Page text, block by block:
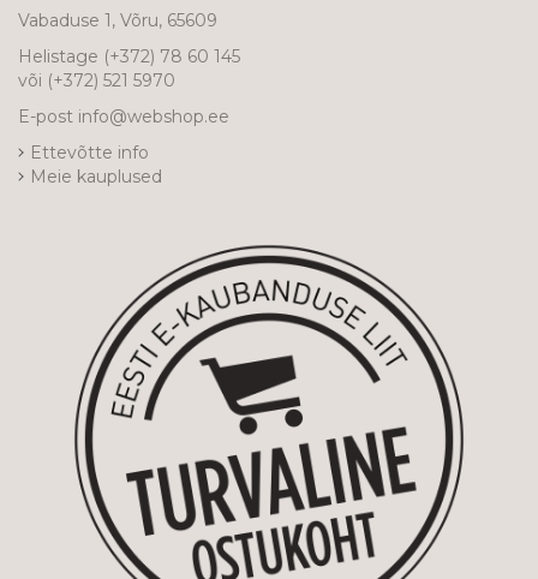
Vabaduse 1, Võru, 65609
Helistage (+372) 78 60 145
või (+372) 521 5970
E-post info@webshop.ee
Ettevõtte info
Meie kauplused